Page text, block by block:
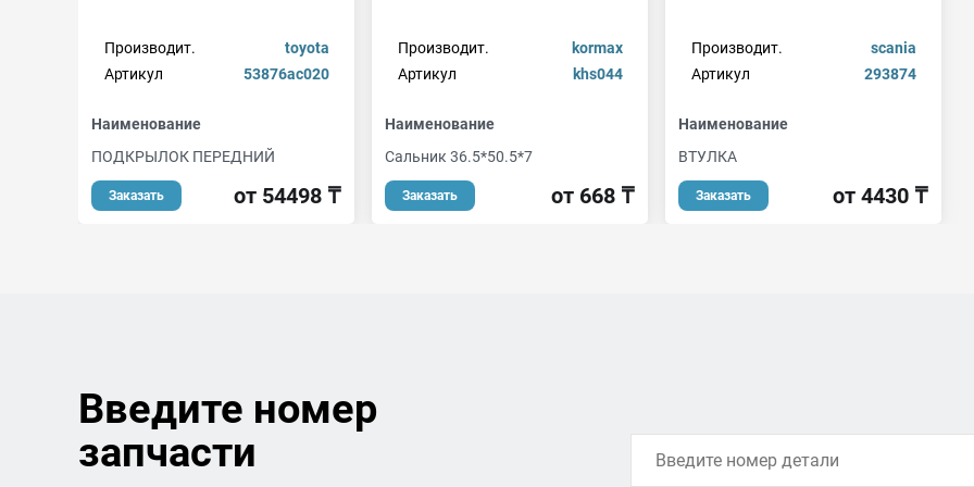
Производит.
toyota
Артикул
53876ac020
Наименование
ПОДКРЫЛОК ПЕРЕДНИЙ
Заказать от 54498 ₸
Производит.
kormax
Артикул
khs044
Наименование
Сальник 36.5*50.5*7
Заказать от 668 ₸
Производит.
scania
Артикул
293874
Наименование
ВТУЛКА
Заказать от 4430 ₸
Введите номер
запчасти